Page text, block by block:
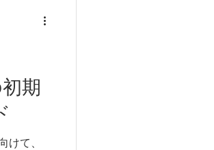
期
けて、